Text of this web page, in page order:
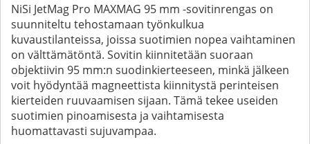
NiSi JetMag Pro MAXMAG 95 mm -sovitinrengas on
suunniteltu tehostamaan työnkulkua
kuvaustilanteissa, joissa suotimien nopea vaihtaminen
on välttämätöntä. Sovitin kiinnitetään suoraan
objektiivin 95 mm:n suodinkierteeseen, minkä jälkeen
voit hyödyntää magneettista kiinnitystä perinteisen
kierteiden ruuvaamisen sijaan. Tämä tekee useiden
suotimien pinoamisesta ja vaihtamisesta
huomattavasti sujuvampaa.